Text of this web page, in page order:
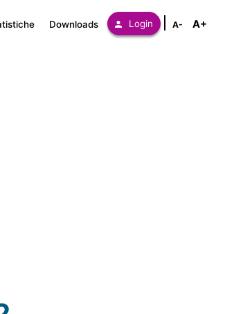
Downloads Login A- A+